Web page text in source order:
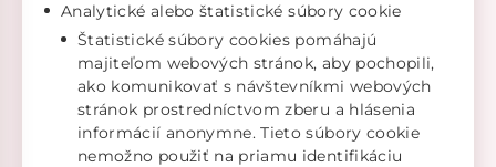
Analytické alebo štatistické súbory cookie
Štatistické súbory cookies pomáhajú
majiteľom webových stránok, aby pochopili,
ako komunikovať s návštevníkmi webových
stránok prostredníctvom zberu a hlásenia
informácií anonymne. Tieto súbory cookie
nemožno použiť na priamu identifikáciu